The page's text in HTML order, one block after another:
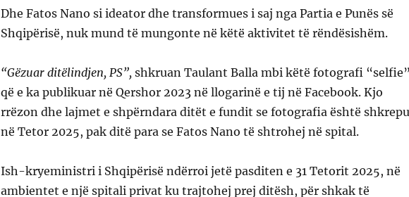
Dhe Fatos Nano si ideator dhe transformues i saj nga Partia e Punës së
Shqipërisë, nuk mund të mungonte në këtë aktivitet të rëndësishëm.
“Gëzuar ditëlindjen, PS”, shkruan Taulant Balla mbi këtë fotografi “selfie”
që e ka publikuar në Qershor 2023 në llogarinë e tij në Facebook. Kjo
rrëzon dhe lajmet e shpërndara ditët e fundit se fotografia është
në Tetor 2025, pak ditë para se Fatos Nano të shtrohej në spital.
Ish-kryeministri i Shqipërisë ndërroi jetë pasditen e 31 Tetorit 2025, në
ambientet e një spitali privat ku trajtohej prej ditësh, për shkak të